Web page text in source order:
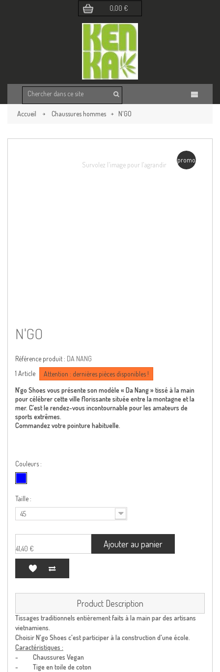
0,00 €
Accueil Chaussures hommes N'GO
promo
Survolez l'image pour l'agrandir
N'GO
Référence produit : DA NANG
1 Article
Attention : dernières pièces disponibles !
N’go Shoes vous présente son modèle « Da Nang » tissé à la main
pour célébrer cette ville florissante située entre la montagne et la
mer. C’est le rendez-vous incontournable pour les amateurs de
sports extrêmes.
Commandez votre pointure habituelle.
Couleurs :
Taille :
45
41,40 € Ajouter au panier
Product Description
Tissages traditionnels entièrement faits à la main par des artisans
vietnamiens.
Choisir N'go Shoes c'est participer à la construction d'une école.
Caractéristiques :
- Chaussures Vegan
- Tige en toile de coton